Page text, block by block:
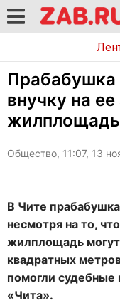
Прабабушка
внучку на
жилплощадь
Общество, 11:07, 13
В Чите прабабушка
несмотря на то,
жилплощадь
квадратных
помогли
«Чита».